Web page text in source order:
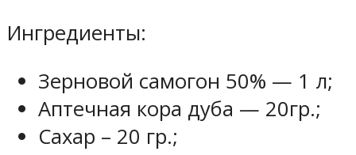
Ингредиенты:
Зерновой самогон 50% — 1 л;
Аптечная кора дуба — 20гр.;
Сахар – 20 гр.;